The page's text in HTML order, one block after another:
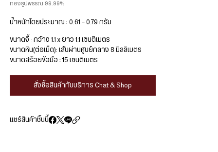
ทองรูปพรรณ 99.99%
น้ำหนักโดยประมาณ : 0.61 – 0.79 กรัม
ขนาดจี้ : กว้าง 1.1 x ยาว 1.1 เซนติเมตร
ขนาดหิน(ต่อเม็ด): เส้นผ่านศูนย์กลาง 8 มิลลิเมตร
ขนาดสร้อยข้อมือ : 15 เซนติเมตร
สั่งซื้อสินค้ากับบริการ Chat & Shop
แชร์สินค้าชิ้นนี้